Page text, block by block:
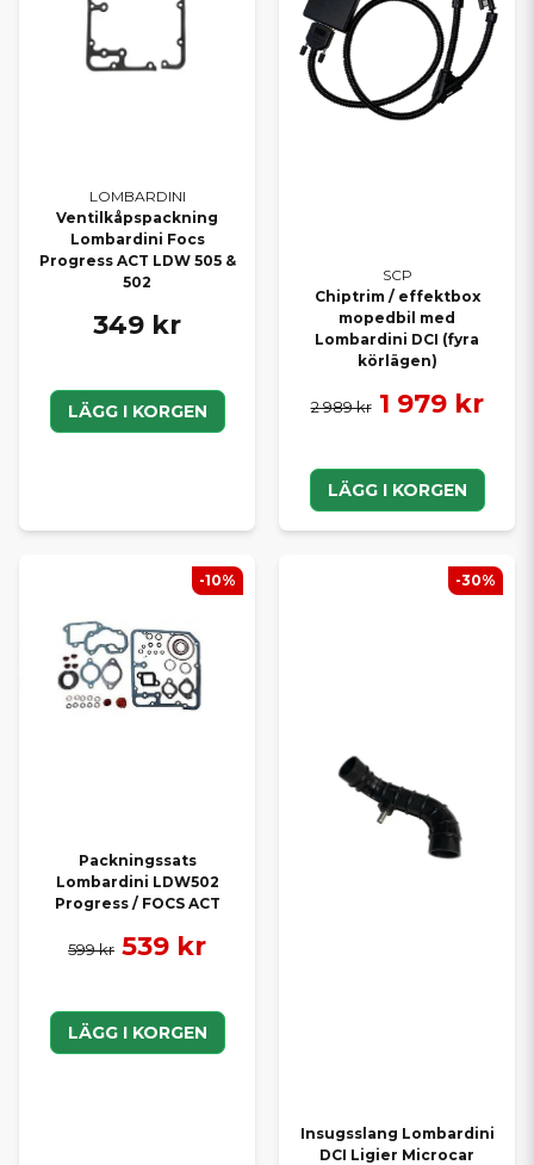
LOMBARDINI
Ventilkåpspackning
Lombardini Focs
Progress ACT LDW 505 &
502
349 kr
LÄGG I KORGEN
SCP
Chiptrim / effektbox
mopedbil med
Lombardini DCI (fyra
körlägen)
2 989 kr 1 979 kr
LÄGG I KORGEN
Packningssats
Lombardini LDW502
Progress / FOCS ACT
599 kr 539 kr
LÄGG I KORGEN
-10%
Insugsslang Lombardini
DCI Ligier Microcar
-30%